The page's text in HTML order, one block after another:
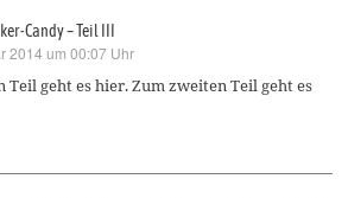
Candy – Teil III
2014 um 00:07 Uhr
Teil geht es hier. Zum zweiten Teil geht es